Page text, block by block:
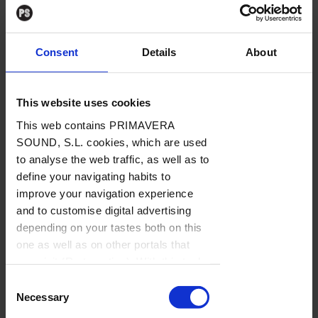
Consent Details About
This website uses cookies
This web contains PRIMAVERA
SOUND, S.L. cookies, which are used
to analyse the web traffic, as well as to
define your navigating habits to
improve your navigation experience
and to customise digital advertising
depending on your tastes both on this
one as well as on other portals that
cookies or third party cookies. In the
on the web
Selection
Necessary
que Abel Tesfaye pretende zanjar su
reconocido avatar como músico.
Pese a imprimir su identificable caligrafía en
infrautilizada: más un reclamo que una
verdadera afiliación entre ambos artistas. ∎
Etiquetas
2020s 2025 Canadá dark wave
/glitch music / R&B /synthpop
Compartir